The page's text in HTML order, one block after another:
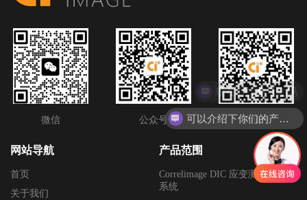
微信 公众号 视频号
网站导航
首页
关于我们
产品范围
Correlimage DIC 应变测量与分析
系统
可以介绍下你们的产品么
现在有优惠活动吗